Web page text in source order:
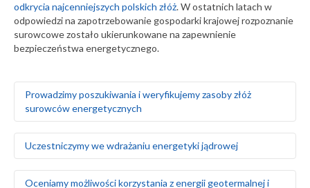
odkrycia najcenniejszych polskich złóż. W ostatnich latach w
odpowiedzi na zapotrzebowanie gospodarki krajowej rozpoznanie
surowcowe zostało ukierunkowane na zapewnienie
bezpieczeństwa energetycznego.
Prowadzimy poszukiwania i weryfikujemy zasoby złóż
surowców energetycznych
węgla brunatnego i kamiennego
Opracowujemy nowe kryteria kwalifikacji zasobów węgla
Uczestniczymy we wdrażaniu energetyki jądrowej
Oceniamy możliwości korzystania z energii geotermalnej i